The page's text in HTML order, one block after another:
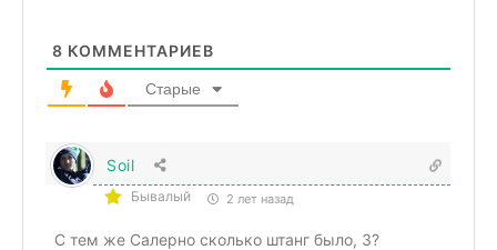
8 КОММЕНТАРИЕВ
Старые
Soil
Бывалый 2 лет назад
С тем же Салерно сколько штанг было, 3?